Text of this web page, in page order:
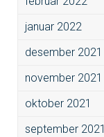
januar 2022
desember 2021
november 2021
oktober 2021
september 2021